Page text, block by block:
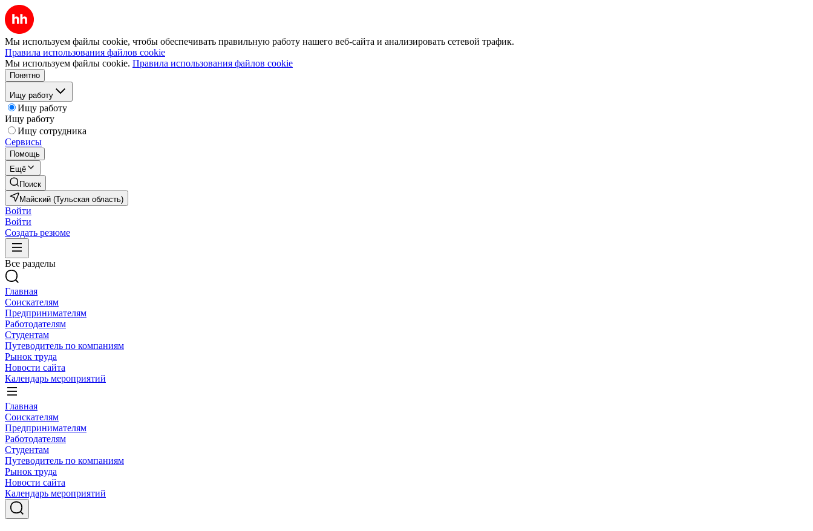
Мы используем файлы cookie, чтобы обеспечивать правильную работу нашего веб-сайта и анализировать сетевой трафик.
Правила использования файлов cookie
Мы используем файлы cookie. Правила использования файлов cookie
Понятно
Ищу работу
Ищу работу
Ищу работу
Ищу сотрудника
Сервисы
Помощь
Ещё
Поиск
Майский (Тульская область)
Войти
Войти
Создать резюме
Все разделы
Главная
Соискателям
Предпринимателям
Работодателям
Студентам
Путеводитель по компаниям
Рынок труда
Новости сайта
Календарь мероприятий
Главная
Соискателям
Предпринимателям
Работодателям
Студентам
Путеводитель по компаниям
Рынок труда
Новости сайта
Календарь мероприятий